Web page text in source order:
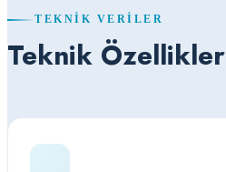
TEKNIK VERILER
Teknik Özellikler